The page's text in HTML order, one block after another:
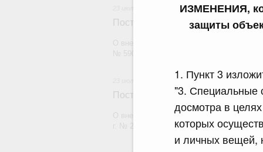
ИЗМЕНЕНИЯ,
защиты
1. Пункт 3
"3. Специальные
досмотра в
которых
и личных вещей,
Постановление Правительства
О внесении изменений в постановление
Постановление Правительства
О внесении изменений в постановление